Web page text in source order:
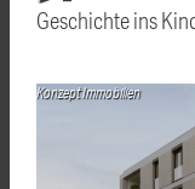
Geschichte ins
Konzept Immobilien